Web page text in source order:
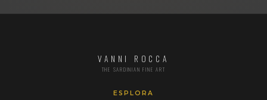
VANNI ROCCA
THE SARDINIAN FINE ART
ESPLORA